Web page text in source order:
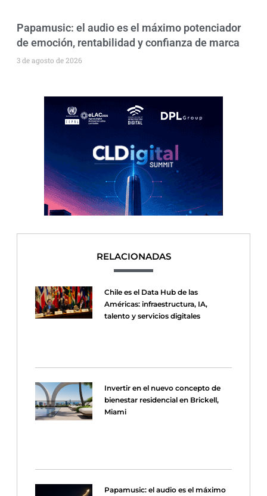
Papamusic: el audio es el máximo potenciador
de emoción, rentabilidad y confianza de marca
3 de agosto de 2026
RELACIONADAS
Chile es el Data Hub de las
Américas: infraestructura, IA,
talento y servicios digitales
Invertir en el nuevo concepto de
bienestar residencial en Brickell,
Miami
Papamusic: el audio es el máximo